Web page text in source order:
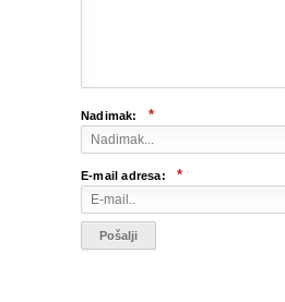
Nadimak: *
E-mail adresa: *